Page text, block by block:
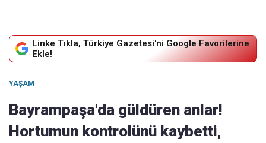
Linke Tıkla, Türkiye Gazetesi'ni Google Favorilerine
Ekle!
YAŞAM
Bayrampaşa'da güldüren anlar!
Hortumun kontrolünü kaybetti,